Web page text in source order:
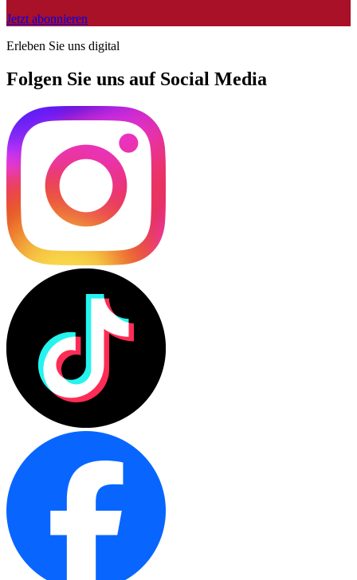
Jetzt abonnieren
Erleben Sie uns digital
Folgen Sie uns auf Social Media